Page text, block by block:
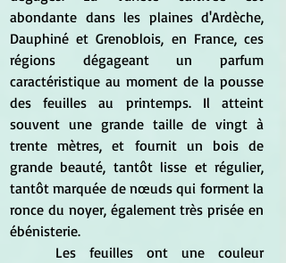
abondante dans les plaines d'Ardèche,
Dauphiné et Grenoblois, en France, ces
régions dégageant un parfum
caractéristique au moment de la pousse
des feuilles au printemps. Il atteint
souvent une grande taille de vingt à
trente mètres, et fournit un bois de
grande beauté, tantôt lisse et régulier,
tantôt marquée de nœuds qui forment la
ronce du noyer, également très prisée en
ébénisterie.